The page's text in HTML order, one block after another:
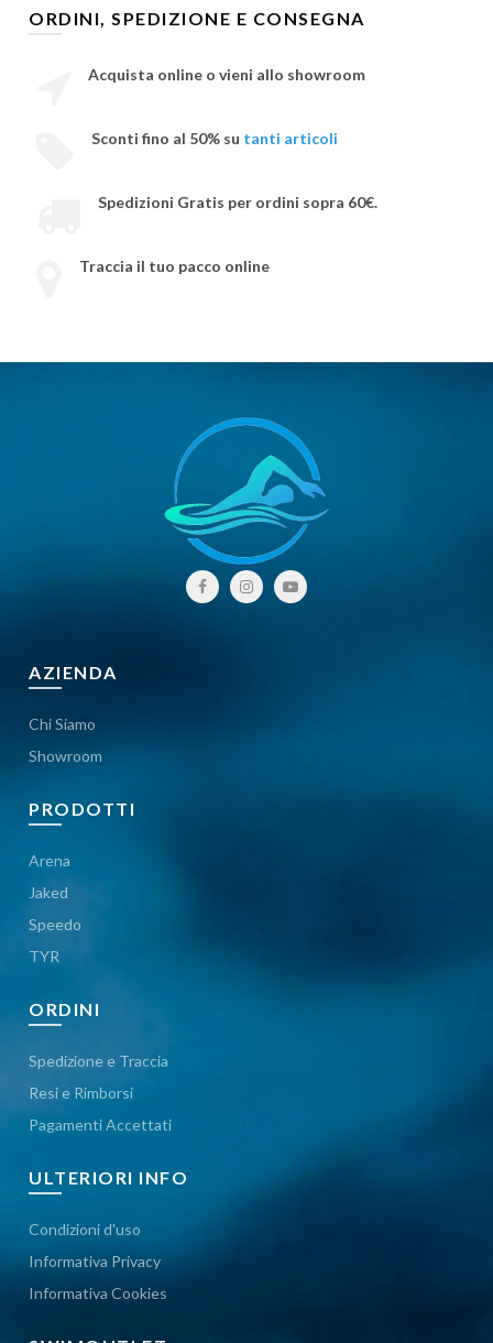
ORDINI, SPEDIZIONE E CONSEGNA
Acquista online o vieni allo showroom
Sconti fino al 50% su tanti articoli
Spedizioni Gratis per ordini sopra 60€.
Traccia il tuo pacco online
AZIENDA
Chi Siamo
Showroom
PRODOTTI
Arena
Jaked
Speedo
TYR
ORDINI
Spedizione e Traccia
Resi e Rimborsi
Pagamenti Accettati
ULTERIORI INFO
Condizioni d'uso
Informativa Privacy
Informativa Cookies